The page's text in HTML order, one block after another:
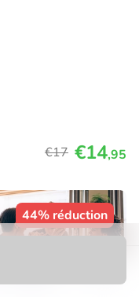
€17 €14,95
44% réduction